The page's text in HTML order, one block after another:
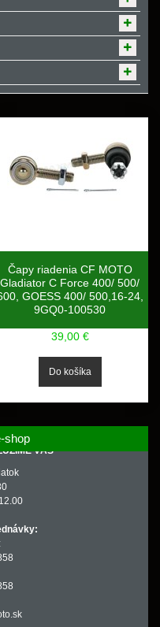
Čapy riadenia CF MOTO
Gladiator C Force 400/ 500/
GOESS 400/ 500,16-24,
9GQ0-100530
39,00 €
shop
VÁS